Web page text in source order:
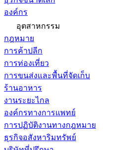
องค์กร
อุตสาหกรรม
กฎหมาย
การค้าปลีก
การท่องเที่ยว
การขนส่งและพื้นที่จัดเก็บ
ร้านอาหาร
งานระยะไกล
องค์กรทางการแพทย์
การปฏิบัติงานทางกฎหมาย
ธุรกิจอสังหาริมทรัพย์